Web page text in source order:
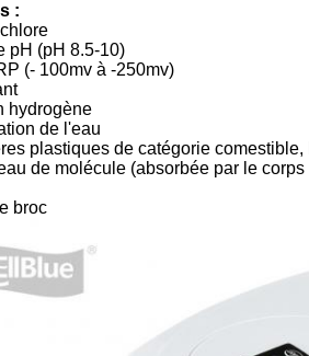
:
pH (pH 8.5-10)
(- 100mv à -250mv)
hydrogène
de l'eau
plastiques de catégorie comestible,
de molécule (absorbée par le
broc